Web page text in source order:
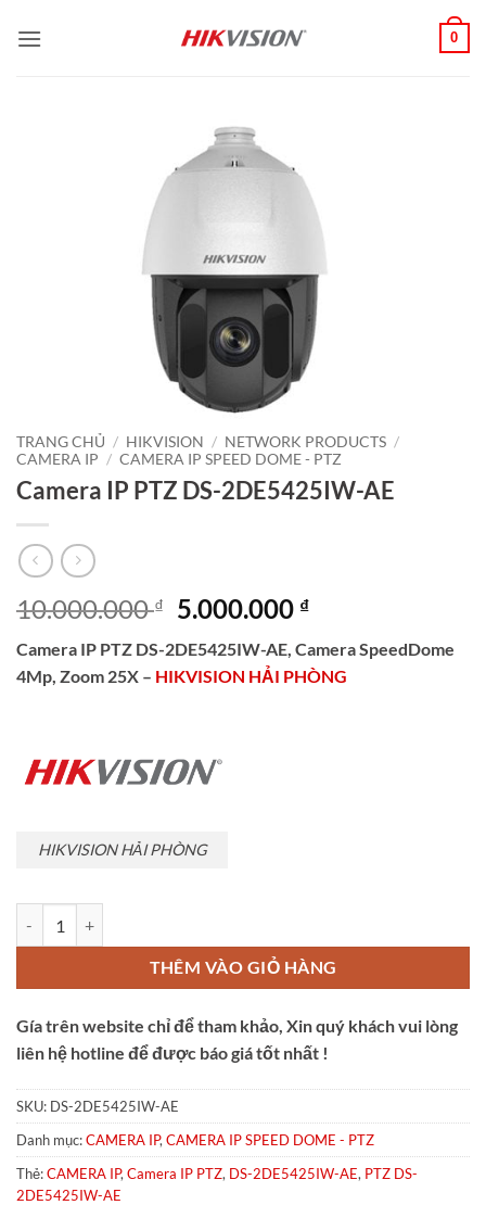
qua
0
TRANG CHỦ / HIKVISION / NETWORK PRODUCTS /
CAMERA IP / CAMERA IP SPEED DOME - PTZ
Camera IP PTZ DS-2DE5425IW-AE
10.000.000₫
Giá
là:
10.000.000 ₫.
5.000.000 ₫Giá
tại
là:
Camera IP PTZ DS-2DE5425IW-AE, Camera SpeedDome
4Mp, Zoom 25X – HIKVISION HẢI PHÒNG
HIKVISION HẢI PHÒNG
THÊM VÀO GIỎ HÀNG
Gía trên website chỉ để tham khảo, Xin quý khách vui lòng
liên hệ hotline để được báo giá tốt nhất !
SKU: DS-2DE5425IW-AE
Danh mục:CAMERA IP, CAMERA IP SPEED DOME - PTZ
Thẻ:CAMERA IP, Camera IP PTZ, DS-2DE5425IW-AE, PTZ DS-
2DE5425IW-AE